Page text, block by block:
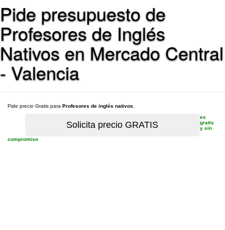
Pide presupuesto de
Profesores de Inglés
Nativos en Mercado Central
- Valencia
Pide precio Gratis para Profesores de inglés nativos
es
gratis
y sin
compromiso